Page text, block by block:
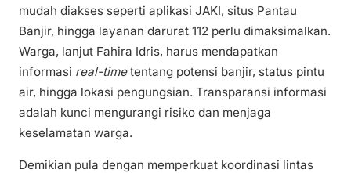
mudah diakses seperti aplikasi JAKI, situs Pantau
Banjir, hingga layanan darurat 112 perlu dimaksimalkan.
Warga, lanjut Fahira Idris, harus mendapatkan
informasi real-timetentang potensi banjir, status pintu
air, hingga lokasi pengungsian. Transparansi informasi
adalah kunci mengurangi risiko dan menjaga
keselamatan warga.
Demikian pula dengan memperkuat koordinasi lintas